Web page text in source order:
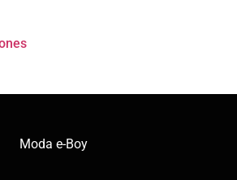
Moda e-Boy